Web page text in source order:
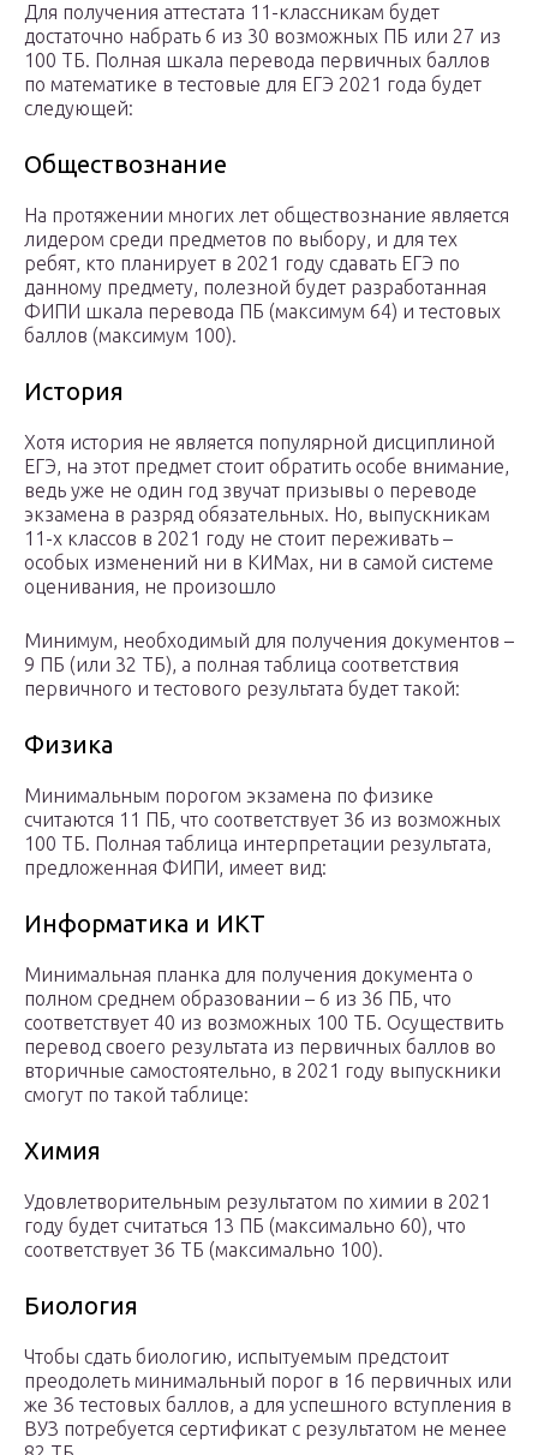
Для получения аттестата 11-классникам будет
достаточно набрать 6 из 30 возможных ПБ или 27 из
100 ТБ. Полная шкала перевода первичных баллов
по математике в тестовые для ЕГЭ 2021 года будет
следующей:
Обществознание
На протяжении многих лет обществознание является
лидером среди предметов по выбору, и для тех
ребят, кто планирует в 2021 году сдавать ЕГЭ по
данному предмету, полезной будет разработанная
ФИПИ шкала перевода ПБ (максимум 64) и тестовых
баллов (максимум 100).
История
Хотя история не является популярной дисциплиной
ЕГЭ, на этот предмет стоит обратить особе внимание,
ведь уже не один год звучат призывы о переводе
экзамена в разряд обязательных. Но, выпускникам
11-х классов в 2021 году не стоит переживать –
особых изменений ни в КИМах, ни в самой системе
оценивания, не произошло
Минимум, необходимый для получения документов –
9 ПБ (или 32 ТБ), а полная таблица соответствия
первичного и тестового результата будет такой:
Физика
Минимальным порогом экзамена по физике
считаются 11 ПБ, что соответствует 36 из возможных
100 ТБ. Полная таблица интерпретации результата,
предложенная ФИПИ, имеет вид:
Информатика и ИКТ
Минимальная планка для получения документа о
полном среднем образовании – 6 из 36 ПБ, что
соответствует 40 из возможных 100 ТБ. Осуществить
перевод своего результата из первичных баллов во
вторичные самостоятельно, в 2021 году выпускники
смогут по такой таблице:
Химия
Удовлетворительным результатом по химии в 2021
году будет считаться 13 ПБ (максимально 60), что
соответствует 36 ТБ (максимально 100).
Биология
Чтобы сдать биологию, испытуемым предстоит
преодолеть минимальный порог в 16 первичных или
же 36 тестовых баллов, а для успешного вступления в
ВУЗ потребуется сертификат с результатом не менее